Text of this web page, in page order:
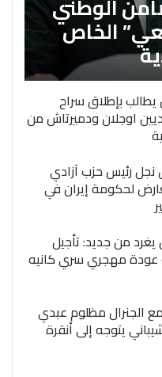
الخاص
بإطلاق سراح
اوجلان ودميرتاش من
نجل رئيس حزب آزادي
لحكومة إيران في
من جديد: تأجيل
عودة مهجري سري كانيه
الجنرال مظلوم عبدي
يتوجه إلى أنقرة